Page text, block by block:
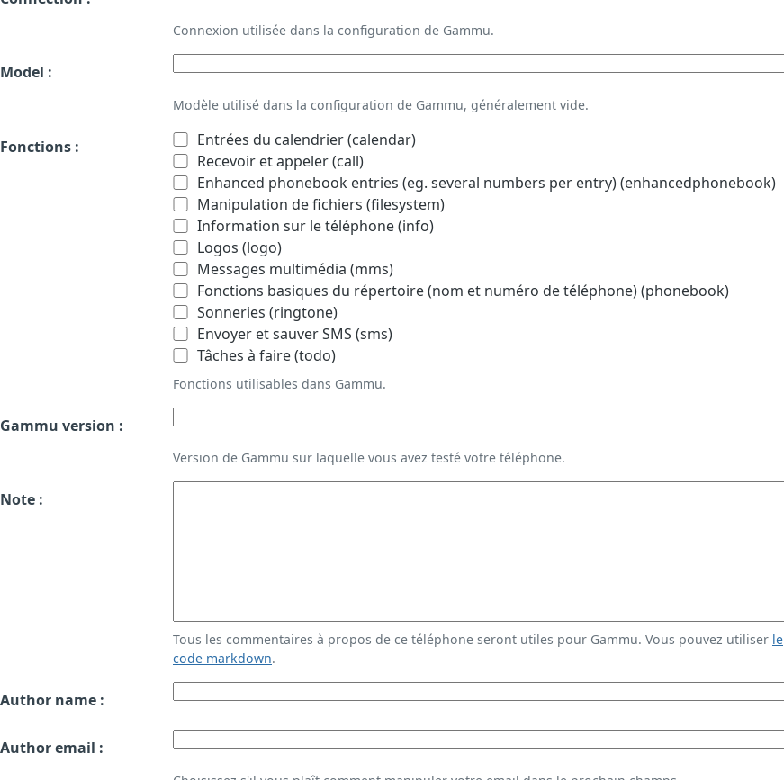
Connexion utilisée dans la configuration de Gammu.
Model :
Modèle utilisé dans la configuration de Gammu, généralement vide.
Fonctions :
Entrées du calendrier (calendar)
Recevoir et appeler (call)
Enhanced phonebook entries (eg. several numbers per entry) (enhancedphonebook)
Manipulation de fichiers (filesystem)
Information sur le téléphone (info)
Logos (logo)
Messages multimédia (mms)
Fonctions basiques du répertoire (nom et numéro de téléphone) (phonebook)
Sonneries (ringtone)
Envoyer et sauver SMS (sms)
Tâches à faire (todo)
Fonctions utilisables dans Gammu.
Gammu version :
Version de Gammu sur laquelle vous avez testé votre téléphone.
Note :
Tous les commentaires à propos de ce téléphone seront utiles pour Gammu. Vous pouvez utiliser le
code markdown.
Author name :
Author email :